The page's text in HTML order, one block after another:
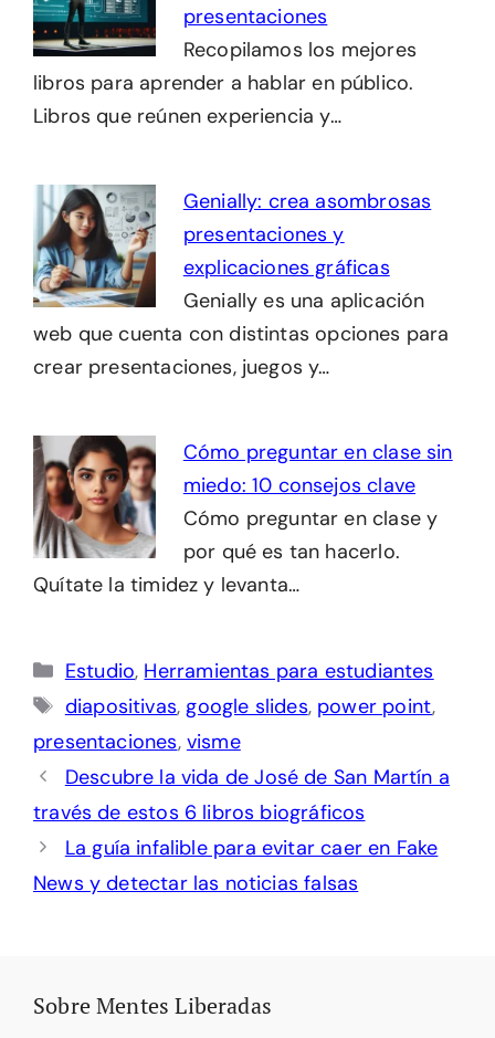
presentaciones
Recopilamos los mejores
libros para aprender a hablar en público.
Libros que reúnen experiencia y…
Genially: crea asombrosas
presentaciones y
explicaciones gráficas
Genially es una aplicación
web que cuenta con distintas opciones para
crear presentaciones, juegos y…
Cómo preguntar en clase sin
miedo: 10 consejos clave
Cómo preguntar en clase y
por qué es tan hacerlo.
Quítate la timidez y levanta…
Categorías
Estudio, Herramientas para estudiantes
Etiquetas
diapositivas,google slides, power point,
presentaciones, visme
Descubre la vida de José de San Martín a
través de estos 6 libros biográficos
La guía infalible para evitar caer en Fake
News y detectar las noticias falsas
Sobre Mentes Liberadas